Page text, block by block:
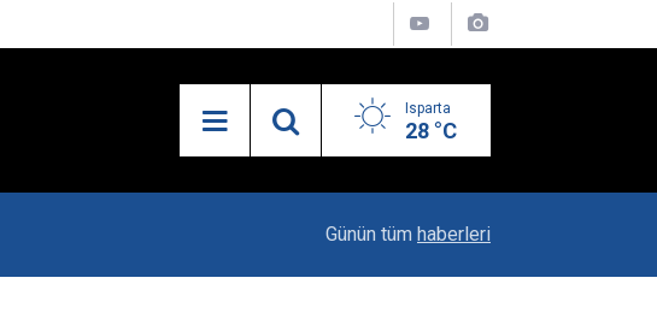
Isparta
28 °C
Vali Erin: Bu İşin Kenarında Olanlara Bile Bu
Günün tüm haberleri